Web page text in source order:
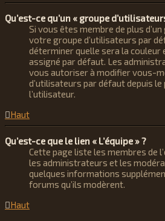
Qu’est-ce qu’un « groupe
Si vous êtes membre de plus
votre groupe d’utilisateurs par
déterminer quelle sera la couleur
assigné par défaut. Les
vous autoriser à modifier vous-
d’utilisateurs par défaut depuis le
l’utilisateur.
Haut
Qu’est-ce que le lien « L’équipe » ?
Cette page liste les membres de
les administrateurs et les
quelques informations
forums qu’ils modèrent.
Haut